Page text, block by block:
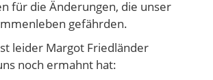
für die Änderungen, die unser
gefährden.
leider Margot Friedländer
noch ermahnt hat: